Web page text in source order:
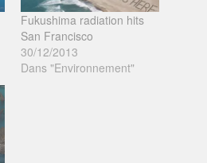
Fukushima radiation hits
San Francisco
30/12/2013
Dans "Environnement"